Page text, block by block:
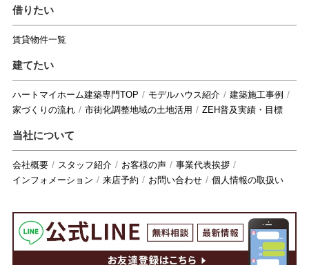
借りたい
賃貸物件一覧
建てたい
ハートマイホーム建築専門TOP モデルハウス紹介
建築施工事例
家づくりの流れ
市街化調整地域の土地活用 ZEH普及実績・目標
当社について
会社概要 スタッフ紹介 お客様の声
事業代表挨拶
インフォメーション
来店予約 お問い合わせ 個人情報の取扱い